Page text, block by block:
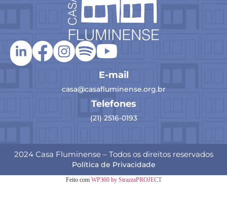
E-mail
casa@casafluminense.org.br
Telefones
(21) 2516-0193
2024 Casa Fluminense – Todos os direitos reservados
Política de Privacidade
Feito com WP360 by StrazzaPROJECT